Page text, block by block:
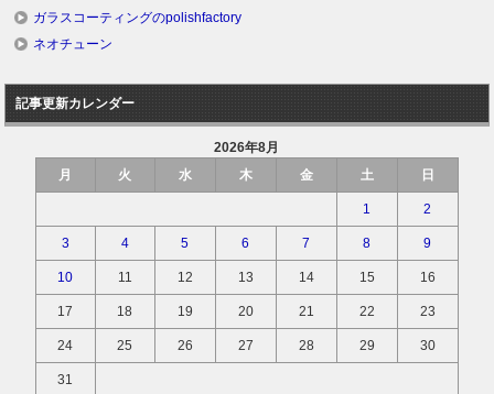
ガラスコーティングのpolishfactory
ネオチューン
記事更新カレンダー
2026年8月
月
火 水 木 金 土 日
1 2
3 4 5 6 7 8 9
10 11 12 13 14 15 16
17 18 19 20 21 22 23
24 25 26 27 28 29 30
31